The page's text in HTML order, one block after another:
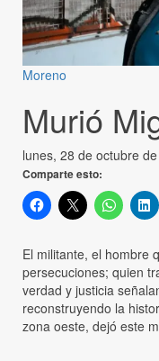
Moreno
Murió
lunes, 28 de octubre
Comparte esto:
El militante, el hombre
persecuciones; quien
verdad y justicia
reconstruyendo la
zona oeste, dejó este